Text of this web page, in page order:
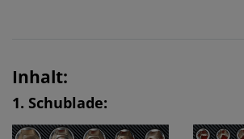
Inhalt:
1. Schublade: